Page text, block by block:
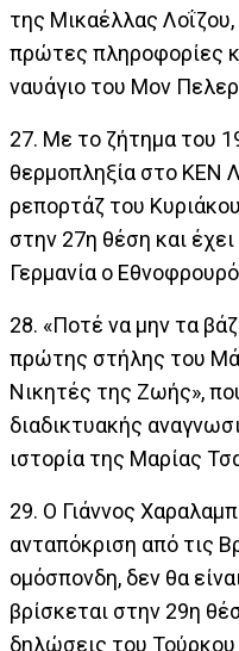
της Μικαέλλας
πρώτες πληροφορίες
ναυάγιο του Μον
27. Με το ζήτημα του
θερμοπληξία στο ΚΕΝ
ρεπορτάζ του
στην 27η θέση και
Γερμανία ο
28. «Ποτέ να μην τα
πρώτης στήλης του
Νικητές της Ζωής»,
διαδικτυακής
ιστορία της Μαρίας
29. Ο Γιάννος
ανταπόκριση από τις
ομόσπονδη, δεν θα
βρίσκεται στην 29η
δηλώσεις του